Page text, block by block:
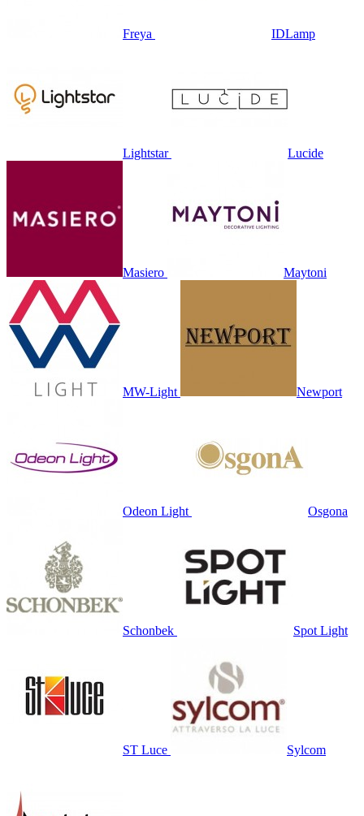
Freya IDLamp
Lightstar Lucide
Masiero Maytoni
MW-Light Newport
Odeon Light Osgona
Schonbek Spot Light
ST Luce Sylcom